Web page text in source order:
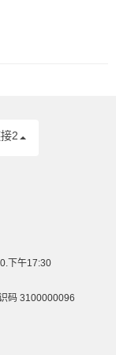
2
下午17:30
码 3100000096